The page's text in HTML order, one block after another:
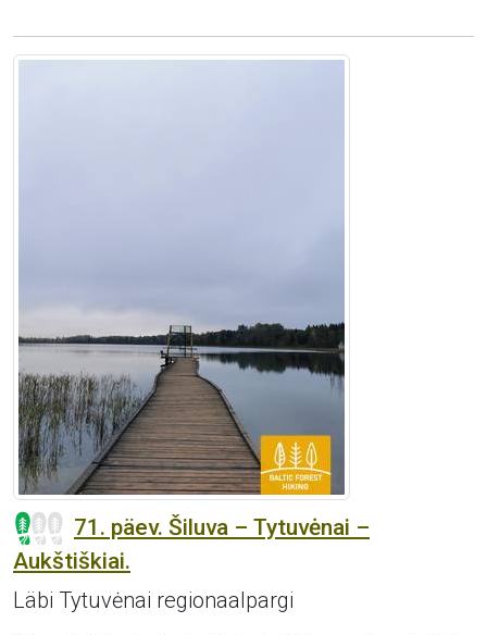
71. päev. Šiluva – Tytuvėnai –
Aukštiškiai.
Läbi Tytuvėnai regionaalpargi